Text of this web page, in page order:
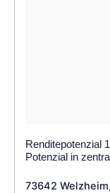
Renditepotenzial
Potenzial in
73642